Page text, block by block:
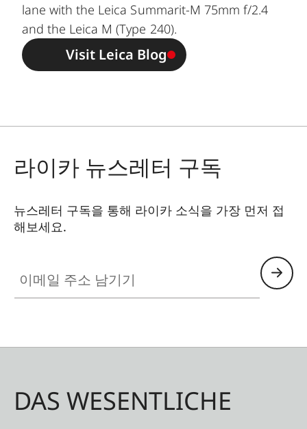
lane with the Leica Summarit-M 75mm f/2.4
and the Leica M (Type 240).
Visit Leica Blog
라이카 뉴스레터 구독
뉴스레터 구독을 통해 라이카 소식을 가장 먼저 접
해보세요.
DAS WESENTLICHE